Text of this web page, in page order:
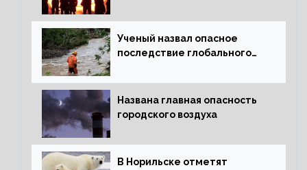
Ученый назвал опасное
последствие глобального
Названа главная опасность
городского воздуха
В Норильске отметят